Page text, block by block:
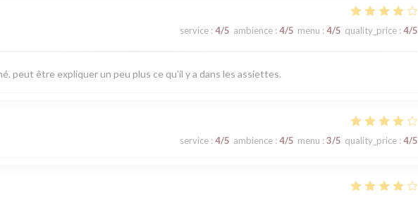
service : 4/5 ambience : 4/5 menu : 4/5 quality_price : 4/5
peut être expliquer un peu plus ce qu'il y a dans les assiettes.
service : 4/5 ambience : 4/5 menu : 3/5 quality_price : 4/5